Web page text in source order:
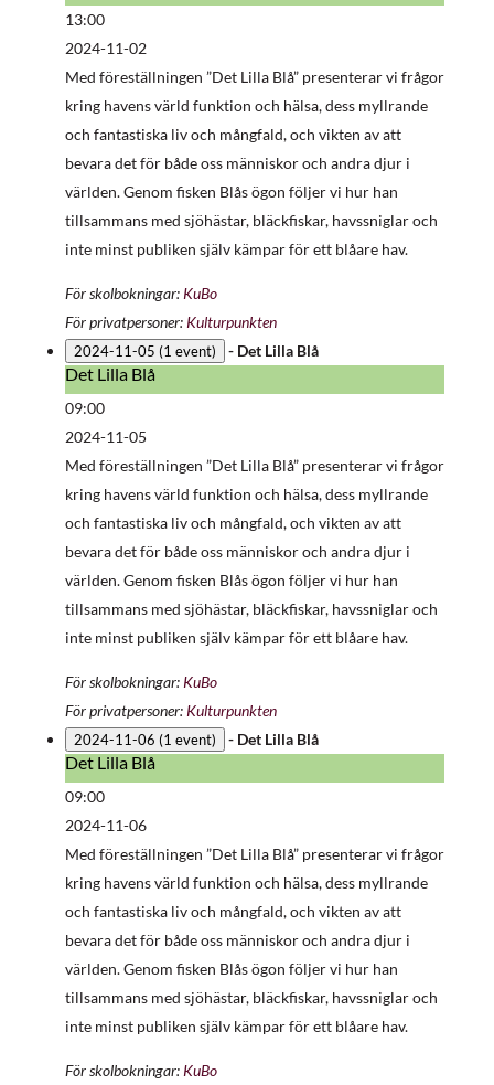
Lilla
Blå
13:00
2024-11-02
Med föreställningen ”Det Lilla Blå” presenterar vi frågor
kring havens värld funktion och hälsa, dess myllrande
och fantastiska liv och mångfald, och vikten av att
bevara det för både oss människor och andra djur i
världen. Genom fisken Blås ögon följer vi hur han
tillsammans med sjöhästar, bläckfiskar, havssniglar och
inte minst publiken själv kämpar för ett blåare hav.
För skolbokningar: KuBo
För privatpersoner: Kulturpunkten
2024-11-05 (1 event) - Det Lilla Blå
Det
Lilla
Blå
Det Lilla Blå
09:00
2024-11-05
Med föreställningen ”Det Lilla Blå” presenterar vi frågor
kring havens värld funktion och hälsa, dess myllrande
och fantastiska liv och mångfald, och vikten av att
bevara det för både oss människor och andra djur i
världen. Genom fisken Blås ögon följer vi hur han
tillsammans med sjöhästar, bläckfiskar, havssniglar och
inte minst publiken själv kämpar för ett blåare hav.
För skolbokningar: KuBo
För privatpersoner: Kulturpunkten
2024-11-06 (1 event) - Det Lilla Blå
Det
Lilla
Blå
Det Lilla Blå
09:00
2024-11-06
Med föreställningen ”Det Lilla Blå” presenterar vi frågor
kring havens värld funktion och hälsa, dess myllrande
och fantastiska liv och mångfald, och vikten av att
bevara det för både oss människor och andra djur i
världen. Genom fisken Blås ögon följer vi hur han
tillsammans med sjöhästar, bläckfiskar, havssniglar och
inte minst publiken själv kämpar för ett blåare hav.
För skolbokningar: KuBo